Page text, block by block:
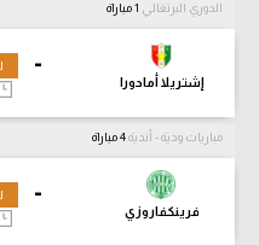
الدوري البرتغالي
-
إشتريلا أمادورا
مباريات ودية - أندية
-
فرينكفاروزي